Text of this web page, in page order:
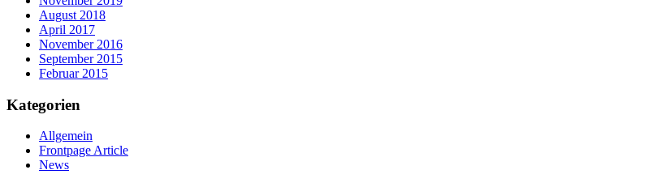
August 2018
April 2017
November 2016
September 2015
Februar 2015
Kategorien
Allgemein
Frontpage Article
News